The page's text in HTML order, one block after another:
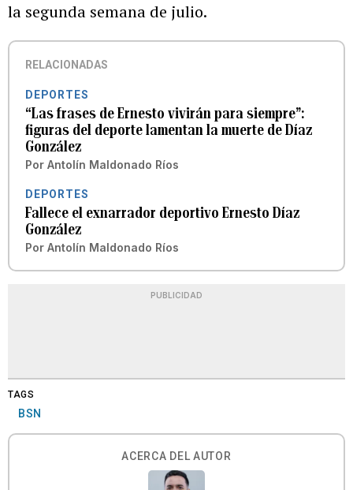
la segunda semana de julio.
RELACIONADAS
DEPORTES
“Las frases de Ernesto vivirán para siempre”:
figuras del deporte lamentan la muerte de Díaz
González
Por Antolín Maldonado Ríos
DEPORTES
Fallece el exnarrador deportivo Ernesto Díaz
González
Por Antolín Maldonado Ríos
PUBLICIDAD
TAGS
BSN
ACERCA DEL AUTOR